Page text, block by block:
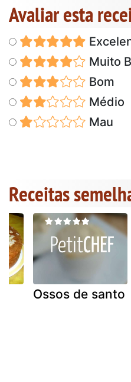
Avaliar esta
Muito
Bom
Médio
Mau
Receitas
Ossos de santo